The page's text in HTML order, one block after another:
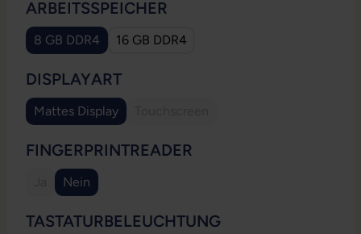
ARBEITSSPEICHER
8 GB DDR4 16 GB DDR4
DISPLAYARTAUSWÄHLEN
Mattes Display
FINGERPRINTREADER
(Diese Option ist zurzeit nicht verfügbar.)
Nein
TASTATURBELEUCHTUNG